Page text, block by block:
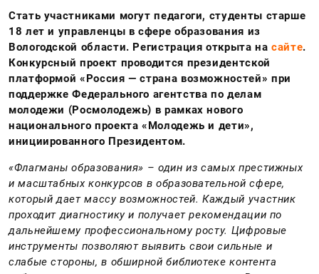
Стать участниками могут педагоги, студенты старше
18 лет и управленцы в сфере образования из
Вологодской области. Регистрация открыта насайте.
Конкурсный проект проводится президентской
платформой «Россия — страна возможностей» при
поддержке Федерального агентства по делам
молодежи (Росмолодежь) в рамках нового
национального проекта «Молодежь и дети»,
инициированного Президентом.
«Флагманы образования» – один из самых престижных
и масштабных конкурсов в образовательной сфере,
который дает массу возможностей. Каждый участник
проходит диагностику и получает рекомендации по
дальнейшему профессиональному росту. Цифровые
инструменты позволяют выявить свои сильные и
слабые стороны, в обширной библиотеке контента